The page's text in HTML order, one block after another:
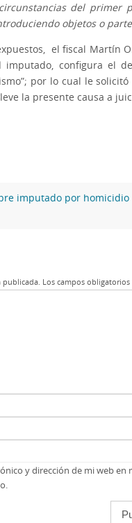
del
objetos o
el fiscal Martín
imputado, configura el
por lo cual le
la presente causa a
imputado por homicidio
publicada. Los campos
y dirección de mi web en